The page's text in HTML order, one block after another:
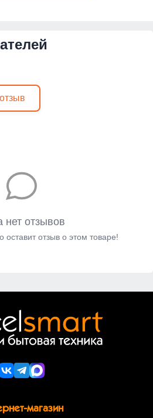
нет отзывов
оставит отзыв о этом товаре!
магазин